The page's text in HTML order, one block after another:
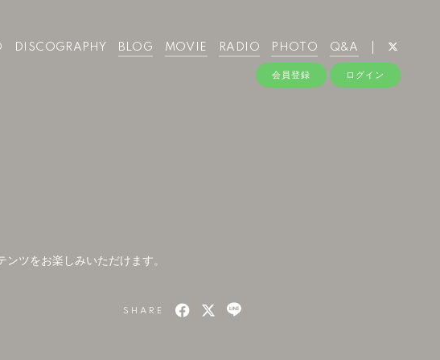
DISCOGRAPHY BLOG MOVIE RADIO PHOTO Q&A
会員登録 ログイン
ツをお楽しみいただけます。
SHARE